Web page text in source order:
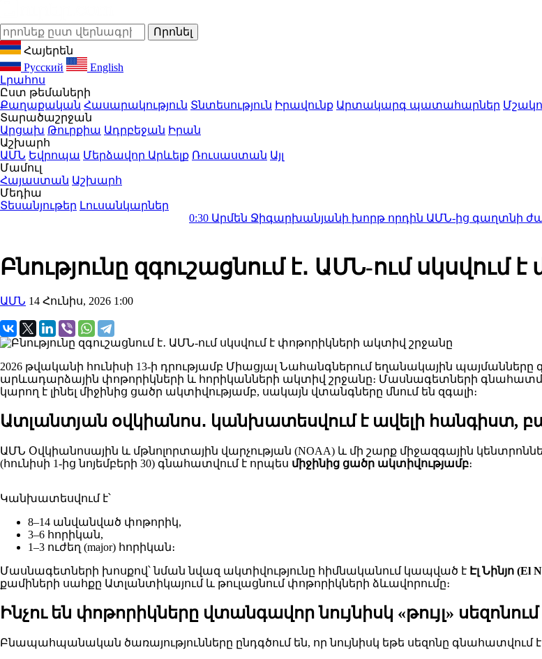
Հայերեն
Русский
English
Լրահոս
Ըստ թեմաների
Քաղաքական Հասարակություն Տնտեսություն Իրավունք Արտակարգ պատահարներ
Տարածաշրջան
Արցախ Թուրքիա Ադրբեջան Իրան
Աշխարհ
ԱՄՆ Եվրոպա Մերձավոր Արևելք Ռուսաստան Այլ
Մամուլ
Հայաստան Աշխարհ
Մեդիա
Տեսանյութեր Լուսանկարներ
Արմեն Ջիգարխանյանի խորթ որդին ԱՄՆ-ից գաղտնի ժամանել է
Բնությունը զգուշացնում է․ ԱՄՆ-ում
ԱՄՆ 14 Հունիս, 2026 1:00
2026 թվականի հունիսի 13-ի դրությամբ Միացյալ Նահանգներում եղանակային պայմանները
արևադարձային փոթորիկների և հորիկանների ակտիվ շրջանը։ Մասնագետների
կարող է լինել միջինից ցածր ակտիվությամբ, սակայն վտանգները մնում են զգալի։
Ատլանտյան օվկիանոս․ կանխատեսվում է ավելի հանգիստ,
ԱՄՆ Օվկիանոսային և մթնոլորտային վարչության (NOAA) և մի շարք միջազգային
(հունիսի 1-ից նոյեմբերի 30) գնահատվում է որպես միջինից ցածր ակտիվությամբ։
Կանխատեսվում է՝
8–14 անվանված փոթորիկ,
3–6 հորիկան,
1–3 ուժեղ (major) հորիկան։
Մասնագետների խոսքով՝ նման նվազ ակտիվությունը հիմնականում կապված է Էլ Նինյո (El
քամիների սահքը Ատլանտիկայում և թուլացնում փոթորիկների ձևավորումը։
Ինչու են փոթորիկները վտանգավոր նույնիսկ «թույլ» սեզոնում
Բնապահպանական ծառայությունները ընդգծում են, որ նույնիսկ եթե սեզոնը գնահատվում է